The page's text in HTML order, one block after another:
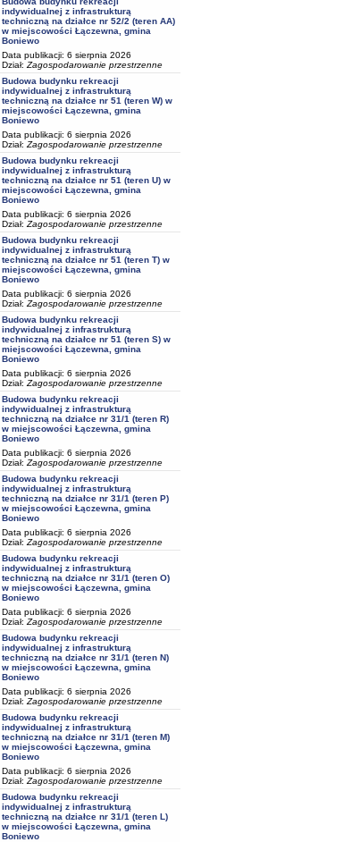
indywidualnej z infrastrukturą
techniczną na działce nr 52/2 (teren AA)
w miejscowości Łączewna, gmina
Boniewo
Data publikacji: 6 sierpnia 2026
Dział: Zagospodarowanie przestrzenne
Budowa budynku rekreacji
indywidualnej z infrastrukturą
techniczną na działce nr 51 (teren W) w
miejscowości Łączewna, gmina
Boniewo
Data publikacji: 6 sierpnia 2026
Dział: Zagospodarowanie przestrzenne
Budowa budynku rekreacji
indywidualnej z infrastrukturą
techniczną na działce nr 51 (teren U) w
miejscowości Łączewna, gmina
Boniewo
Data publikacji: 6 sierpnia 2026
Dział: Zagospodarowanie przestrzenne
Budowa budynku rekreacji
indywidualnej z infrastrukturą
techniczną na działce nr 51 (teren T) w
miejscowości Łączewna, gmina
Boniewo
Data publikacji: 6 sierpnia 2026
Dział: Zagospodarowanie przestrzenne
Budowa budynku rekreacji
indywidualnej z infrastrukturą
techniczną na działce nr 51 (teren S) w
miejscowości Łączewna, gmina
Boniewo
Data publikacji: 6 sierpnia 2026
Dział: Zagospodarowanie przestrzenne
Budowa budynku rekreacji
indywidualnej z infrastrukturą
techniczną na działce nr 31/1 (teren R)
w miejscowości Łączewna, gmina
Boniewo
Data publikacji: 6 sierpnia 2026
Dział: Zagospodarowanie przestrzenne
Budowa budynku rekreacji
indywidualnej z infrastrukturą
techniczną na działce nr 31/1 (teren P)
w miejscowości Łączewna, gmina
Boniewo
Data publikacji: 6 sierpnia 2026
Dział: Zagospodarowanie przestrzenne
Budowa budynku rekreacji
indywidualnej z infrastrukturą
techniczną na działce nr 31/1 (teren O)
w miejscowości Łączewna, gmina
Boniewo
Data publikacji: 6 sierpnia 2026
Dział: Zagospodarowanie przestrzenne
Budowa budynku rekreacji
indywidualnej z infrastrukturą
techniczną na działce nr 31/1 (teren N)
w miejscowości Łączewna, gmina
Boniewo
Data publikacji: 6 sierpnia 2026
Dział: Zagospodarowanie przestrzenne
Budowa budynku rekreacji
indywidualnej z infrastrukturą
techniczną na działce nr 31/1 (teren M)
w miejscowości Łączewna, gmina
Boniewo
Data publikacji: 6 sierpnia 2026
Dział: Zagospodarowanie przestrzenne
Budowa budynku rekreacji
indywidualnej z infrastrukturą
techniczną na działce nr 31/1 (teren L)
w miejscowości Łączewna, gmina
Boniewo